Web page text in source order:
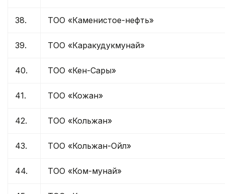
38. ТОО «Каменистое-нефть»
39. ТОО «Каракудукмунай»
40. ТОО «Кен-Сары»
41. ТОО «Кожан»
42. ТОО «Кольжан»
43. ТОО «Кольжан-Ойл»
44. ТОО «Ком-мунай»